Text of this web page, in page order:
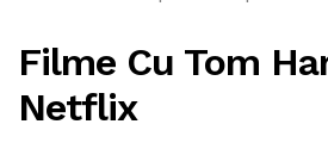
Filme Cu Tom
Netflix